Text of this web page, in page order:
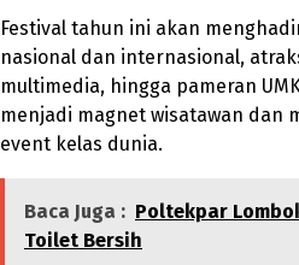
Festival tahun ini akan
nasional dan internasional,
multimedia, hingga pameran
menjadi magnet wisatawan dan
event kelas dunia.
Baca Juga : Poltekpar
Toilet Bersih